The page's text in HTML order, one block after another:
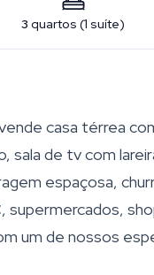
3 quartos (1 suíte)
casa térrea
sala de tv com
espaçosa,
supermercados,
um de nossos